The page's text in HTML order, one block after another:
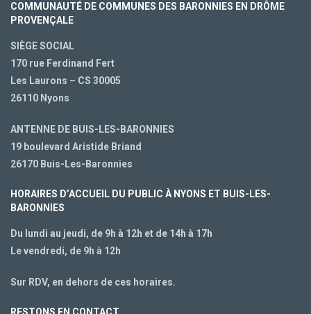
COMMUNAUTÉ DE COMMUNES DES BARONNIES EN DRÔME
PROVENÇALE
SIÈGE SOCIAL
170 rue Ferdinand Fert
Les Laurons – CS 30005
26110 Nyons
ANTENNE DE BUIS-LES-BARONNIES
19 boulevard Aristide Briand
26170 Buis-Les-Baronnies
HORAIRES D’ACCUEIL DU PUBLIC À NYONS ET BUIS-LES-
BARONNIES
Du lundi au jeudi, de 9h à 12h et de 14h à 17h
Le vendredi, de 9h à 12h
Sur RDV, en dehors de ces horaires.